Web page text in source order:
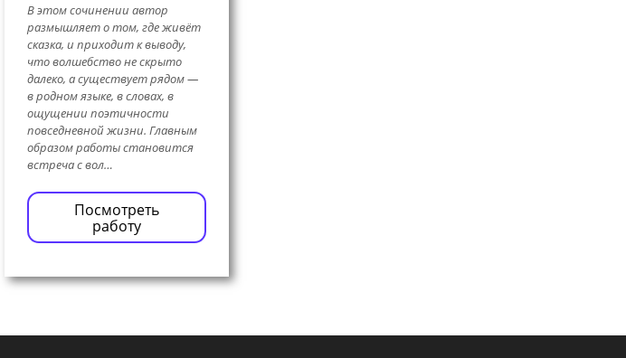
В этом сочинении автор
размышляет о том, где живёт
сказка, и приходит к выводу,
что волшебство не скрыто
далеко, а существует рядом —
в родном языке, в словах, в
ощущении поэтичности
повседневной жизни. Главным
образом работы становится
встреча с вол…
Посмотреть
работу